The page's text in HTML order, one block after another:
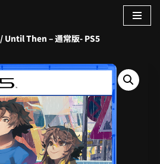
/ Until Then – 通常版- PS5